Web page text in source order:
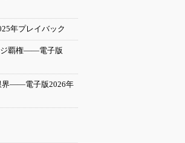
年プレイバック
ジ覇権――電子版
界――電子版2026年